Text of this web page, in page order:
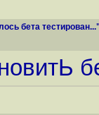
бета